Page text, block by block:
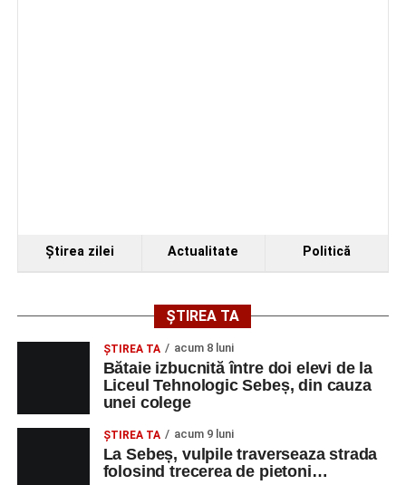
Ştirea zilei Actualitate Politică
ȘTIREA TA
ŞTIREA TA acum 8 luni
Bătaie izbucnită între doi elevi de la
Liceul Tehnologic Sebeș, din cauza
unei colege
ŞTIREA TA acum 9 luni
La Sebeș, vulpile traverseaza strada
folosind trecerea de pietoni…